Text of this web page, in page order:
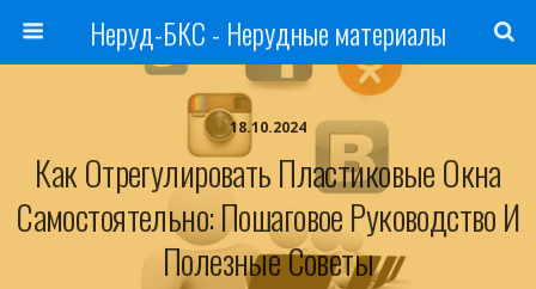
Неруд-БКС - Нерудные материалы
18.10.2024
Как Отрегулировать Пластиковые Окна
Самостоятельно: Пошаговое Руководство И
Полезные Советы